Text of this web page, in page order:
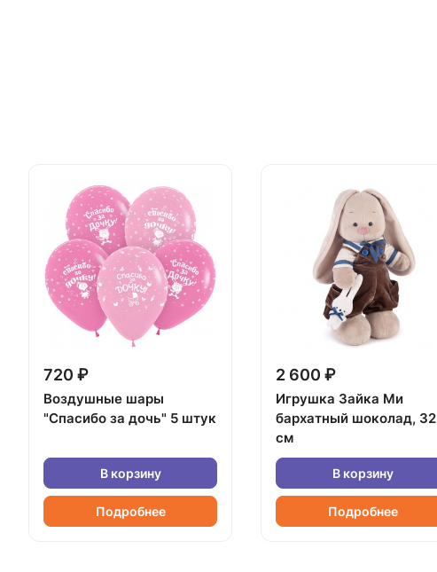
720 ₽
Воздушные шары
"Спасибо за дочь" 5 штук
В корзину
Подробнее
2 600 ₽
Игрушка Зайка Ми
бархатный шоколад, 32
см
В корзину
Подробнее